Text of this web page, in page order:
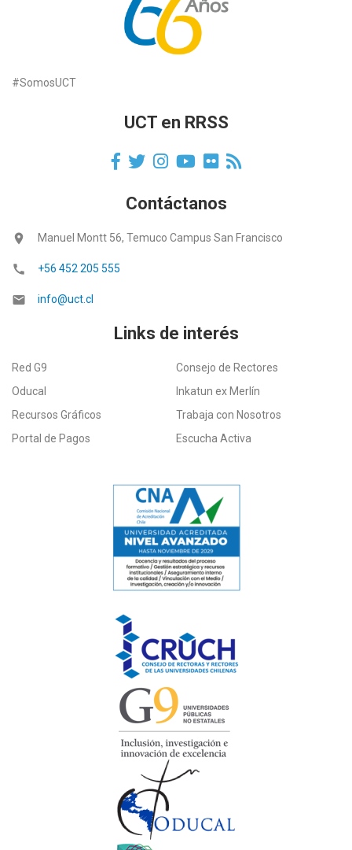
#SomosUCT
UCT en RRSS
Contáctanos
location_on Manuel Montt 56, Temuco Campus San Francisco
call +56 452 205 555
email info@uct.cl
Links de interés
Red G9
Consejo de Rectores
Oducal
Inkatun ex Merlín
Recursos Gráficos
Trabaja con Nosotros
Portal de Pagos
Escucha Activa